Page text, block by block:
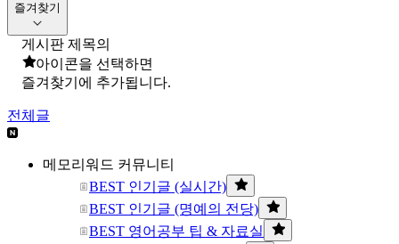
즐겨찾기
게시판 제목의
아이콘을 선택하면
즐겨찾기에 추가됩니다.
전체글
메모리워드 커뮤니티
BEST 인기글 (실시간)
BEST 인기글 (명예의 전당)
BEST 영어공부 팁 & 자료실